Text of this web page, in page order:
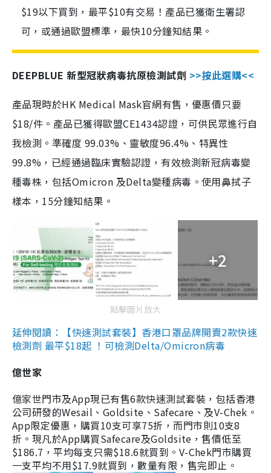
$19以下買到，最平$10有交易！產品已獲衛生署認
可，或通過歐盟標準，最快10分鐘知結果。
DEEPBLUE 新型冠狀病毒抗原檢測試劑 >>按此選購<<
產品現時於HK Medical Mask官網有售，優惠價只要
$18/件。產品已獲得歐盟CE1434認證，可供民眾進行自
我檢測。準確度 99.03%、靈敏度96.4%、特異性
99.8%，已經通過臨床實驗認證，有效檢測新冠病毒變
種毒株，包括Omicron 及Delta變種病毒。使用鼻拭子
樣本，15分鐘知結果。
+2
點擊圖片放大
延伸閱讀：【快速測試套裝】香港口罩品牌開賣2款快速
檢測劑 最平$18起 ！可檢測Delta/Omicron病毒
億世家
億家世門市及App現已有售6款快速測試套裝，包括香港
公司研發的Wesail、Goldsite、Safecare、及V-Chek。
App限定優惠，購買10支可享75折，而門市則10支8
折。現凡於App購買Safecare及Goldsite，售價低至
$186.7，平均每支只需$18.6就買到。V-Chek門市購買
一支平均不用$17.9就買到，數量有限，售完即止。